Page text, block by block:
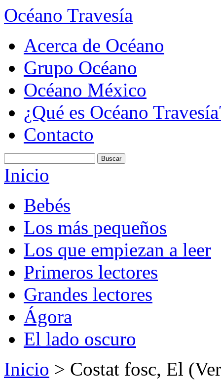
Océano Travesía
Acerca de Océano
Grupo Océano
Océano México
¿Qué es Océano
Contacto
Inicio
Bebés
Los más pequeños
Los que empiezan a leer
Primeros lectores
Grandes lectores
Ágora
El lado oscuro
Inicio > Costat fosc, El